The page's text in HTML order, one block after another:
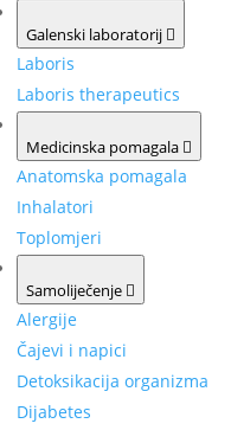
Galenski laboratorij
Laboris
Laboris therapeutics
Medicinska pomagala
Anatomska pomagala
Inhalatori
Toplomjeri
Samoliječenje
Alergije
Čajevi i napici
Detoksikacija organizma
Dijabetes